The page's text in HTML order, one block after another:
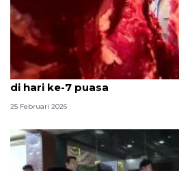
Harga daging sapi Rp137.867/
di hari ke-7 puasa
25 Februari 2026